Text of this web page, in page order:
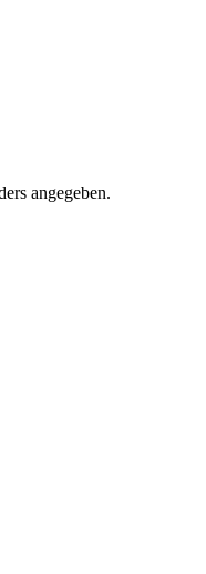
angegeben.